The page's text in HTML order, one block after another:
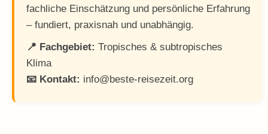
fachliche Einschätzung und persönliche Erfahrung
– fundiert, praxisnah und unabhängig.
📍 Fachgebiet: Tropisches & subtropisches
Klima
📧 Kontakt: info@beste-reisezeit.org